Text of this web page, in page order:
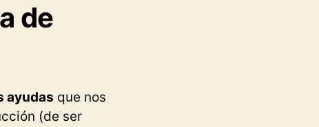
de
ayudas que nos
(de ser